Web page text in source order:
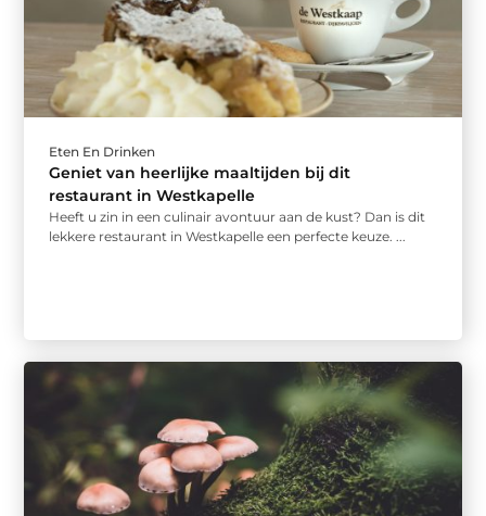
Eten En Drinken
Geniet van heerlijke maaltijden bij dit
restaurant in Westkapelle
Heeft u zin in een culinair avontuur aan de kust? Dan is dit
lekkere restaurant in Westkapelle een perfecte keuze. ...